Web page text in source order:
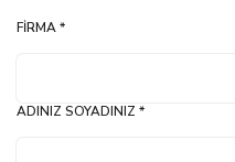
FIRMA *
ADINIZ SOYADINIZ *